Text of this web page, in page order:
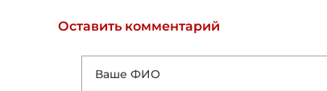
Оставить комментарий